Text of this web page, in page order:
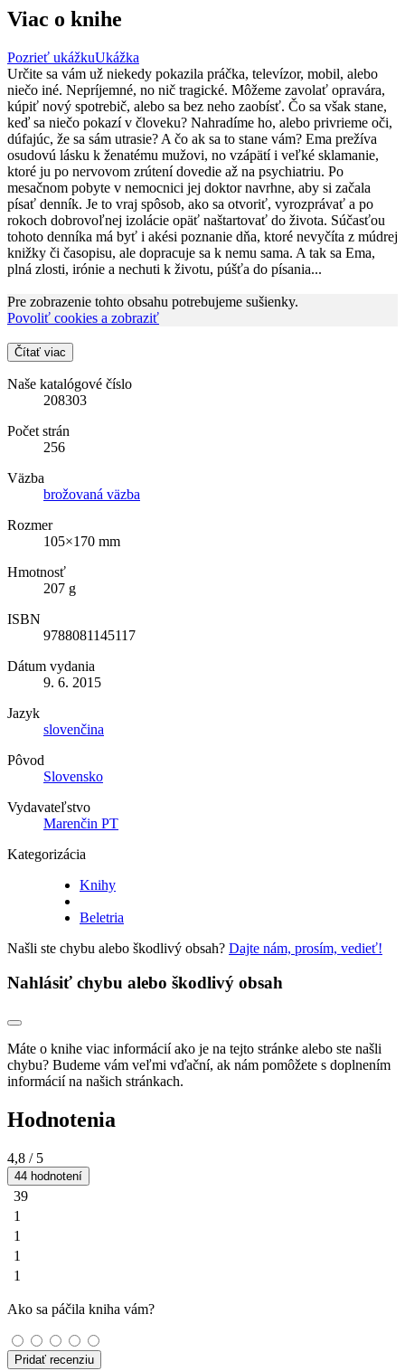
Viac o knihe
Pozrieť ukážkuUkážka
Určite sa vám už niekedy pokazila práčka, televízor, mobil, alebo
niečo iné. Nepríjemné, no nič tragické. Môžeme zavolať opravára,
kúpiť nový spotrebič, alebo sa bez neho zaobísť. Čo sa však stane,
keď sa niečo pokazí v človeku? Nahradíme ho, alebo privrieme oči,
dúfajúc, že sa sám utrasie? A čo ak sa to stane vám? Ema prežíva
osudovú lásku k ženatému mužovi, no vzápätí i veľké sklamanie,
ktoré ju po nervovom zrútení dovedie až na psychiatriu. Po
mesačnom pobyte v nemocnici jej doktor navrhne, aby si začala
písať denník. Je to vraj spôsob, ako sa otvoriť, vyrozprávať a po
rokoch dobrovoľnej izolácie opäť naštartovať do života. Súčasťou
tohoto denníka má byť i akési poznanie dňa, ktoré nevyčíta z múdrej
knižky či časopisu, ale dopracuje sa k nemu sama. A tak sa Ema,
plná zlosti, irónie a nechuti k životu, púšťa do písania...
Pre zobrazenie tohto obsahu potrebujeme sušienky.
Povoliť cookies a zobraziť
Čítať viac
Naše katalógové číslo
208303
Počet strán
256
Väzba
brožovaná väzba
Rozmer
105×170 mm
Hmotnosť
207 g
ISBN
9788081145117
Dátum vydania
9. 6. 2015
Jazyk
slovenčina
Pôvod
Slovensko
Vydavateľstvo
Marenčin PT
Kategorizácia
Knihy
Beletria
Našli ste chybu alebo škodlivý obsah? Dajte nám, prosím, vedieť!
Nahlásiť chybu alebo škodlivý obsah
Máte o knihe viac informácií ako je na tejto stránke alebo ste našli
chybu? Budeme vám veľmi vďační, ak nám pomôžete s doplnením
informácií na našich stránkach.
Hodnotenia
4,8 / 5
44 hodnotení
39
1
1
1
1
Ako sa páčila kniha vám?
Pridať recenziu